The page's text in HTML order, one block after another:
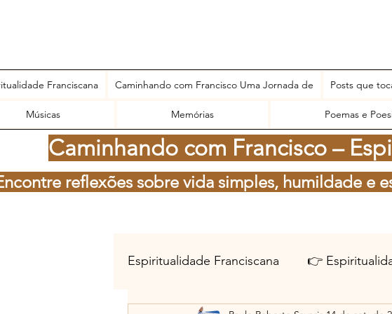
Franciscana Caminhando com Francisco Uma Jornada de Posts que
Músicas Memórias Poemas e
Caminhando com Francisco –
reflexões sobre vida simples, humildade e
Espiritualidade Franciscana 👉